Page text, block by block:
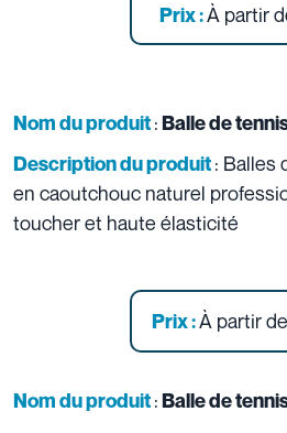
Prix :À partir
Nom du produit:Balle de
Description du produit: Balles
en caoutchouc naturel
toucher et haute élasticité
Prix :À partir de
Nom du produit:Balle de